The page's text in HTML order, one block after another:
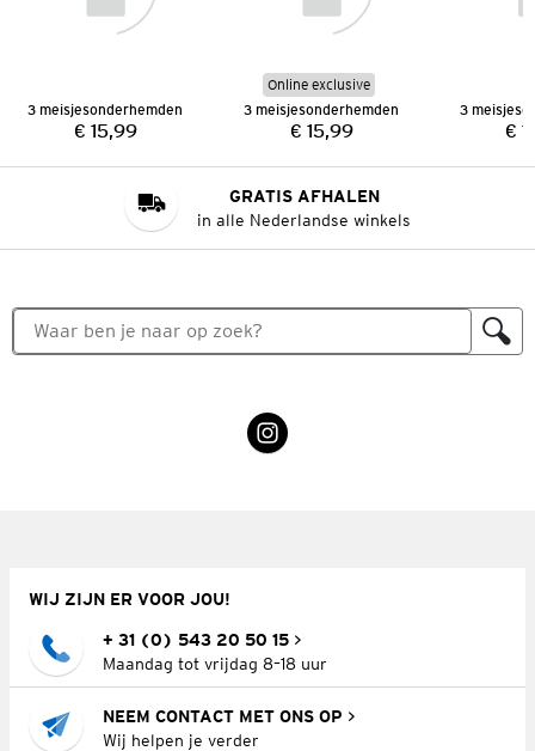
3 meisjesonderhemden
Prijs:
€ 15,99
Online exclusive
3 meisjesonderhemden
Prijs:
€ 15,99
3
€
GRATIS AFHALEN
in alle Nederlandse winkels
WIJ ZIJN ER VOOR JOU!
+ 31 (0) 543 20 50 15
Maandag tot vrijdag 8–18 uur
NEEM CONTACT MET ONS OP
Wij helpen je verder